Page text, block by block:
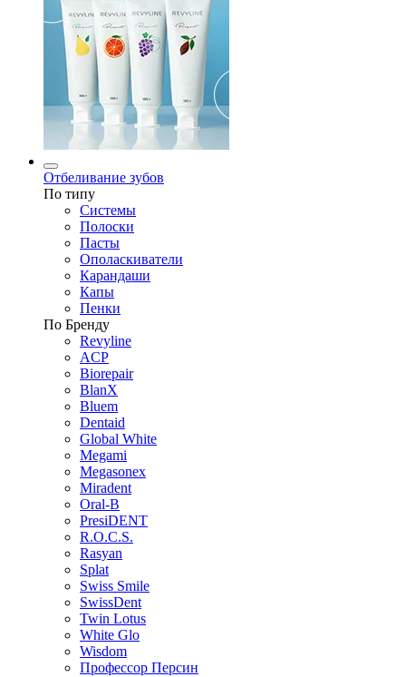
Отбеливание зубов
По типу
Системы
Полоски
Пасты
Ополаскиватели
Карандаши
Капы
Пенки
По Бренду
Revyline
ACP
Biorepair
BlanX
Bluem
Dentaid
Global White
Megami
Megasonex
Miradent
Oral-B
PresiDENT
R.O.C.S.
Rasyan
Splat
Swiss Smile
SwissDent
Twin Lotus
White Glo
Wisdom
Профессор Персин